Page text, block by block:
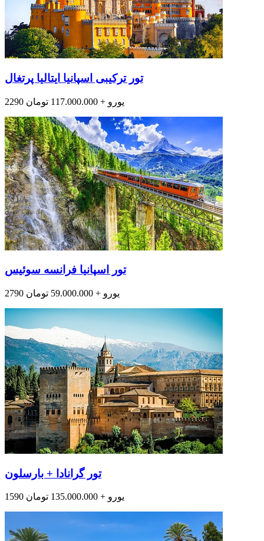
تور ترکیبی اسپانیا ایتالیا پرتغال
2290 یورو + 117.000.000 تومان
تور اسپانیا فرانسه سوئیس
2790 یورو + 59.000.000 تومان
تور گرانادا + بارسلون
1590 یورو + 135.000.000 تومان